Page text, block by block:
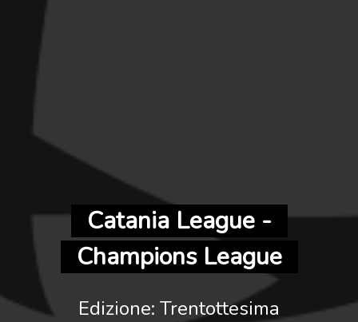
Catania League -
Champions League
Edizione: Trentottesima